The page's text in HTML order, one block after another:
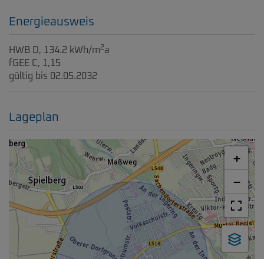
Energieausweis
HWB D, 134.2 kWh/m2a
fGEE
C, 1,15
gültig bis 02.05.2032
Lageplan
+
−